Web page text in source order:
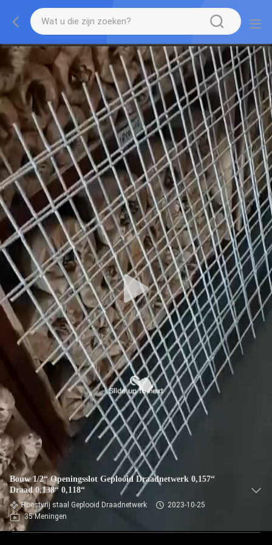
Bouw 1/2“ Openingsslot Geplooid Draadnetwerk 0,157“
Draad 0,138“ 0,118“
Roestvrij staal Geplooid Draadnetwerk
2023-10-25
35 Meningen